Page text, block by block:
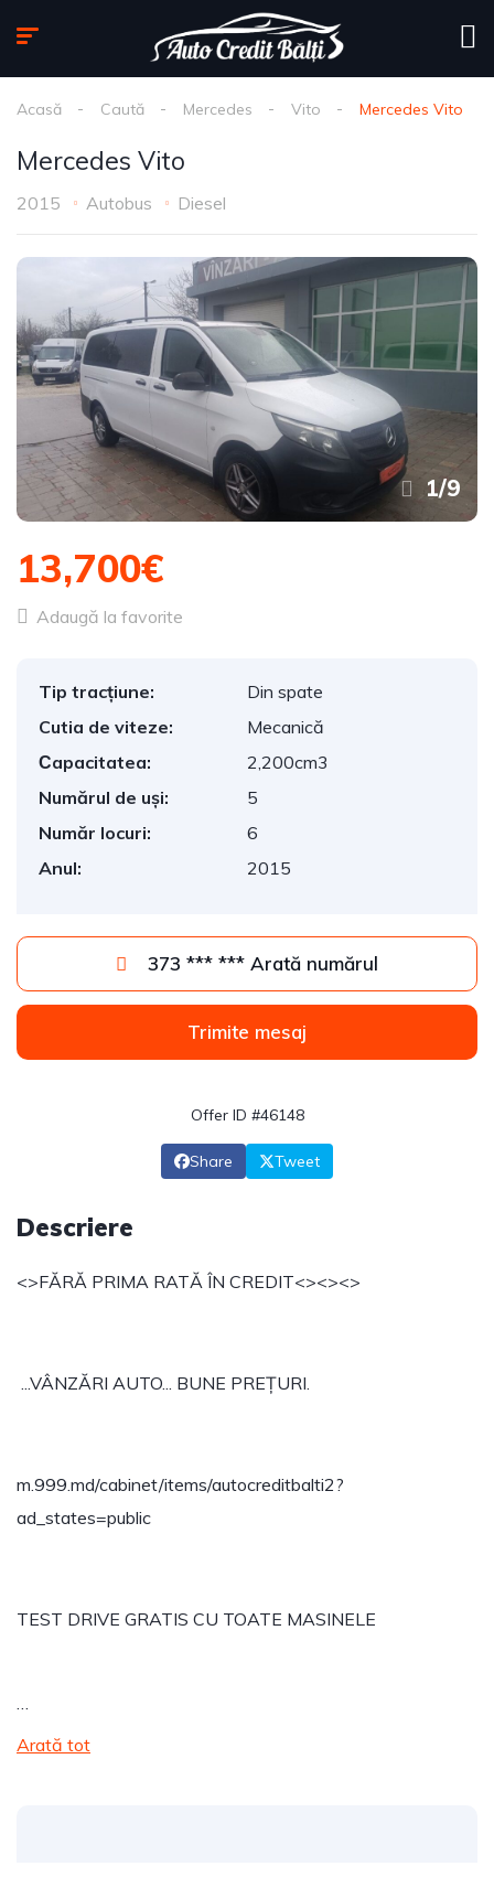
Acasă Caută Mercedes Vito Mercedes Vito
Mercedes Vito
2015 Autobus Diesel
1/9
13,700€
Adaugă la favorite
Tip tracțiune:
Din spate
Cutia de viteze:
Mecanică
Сapacitatea:
2,200cm3
Numărul de uși:
5
Număr locuri:
6
Anul:
2015
373 *** *** Arată numărul
Trimite mesaj
Offer ID #46148
Share Tweet
Descriere
<>FĂRĂ PRIMA RATĂ ÎN CREDIT<><><>
...VÂNZĂRI AUTO... BUNE PREȚURI.
m.999.md/cabinet/items/autocreditbalti2?
ad_states=public
TEST DRIVE GRATIS CU TOATE MASINELE
…
Arată tot